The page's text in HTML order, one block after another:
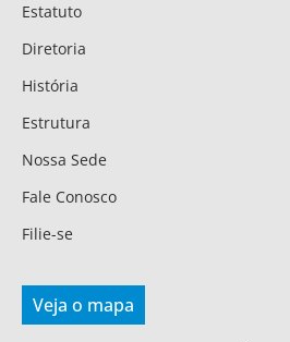
Estatuto
Diretoria
História
Estrutura
Nossa Sede
Fale Conosco
Filie-se
Veja o mapa